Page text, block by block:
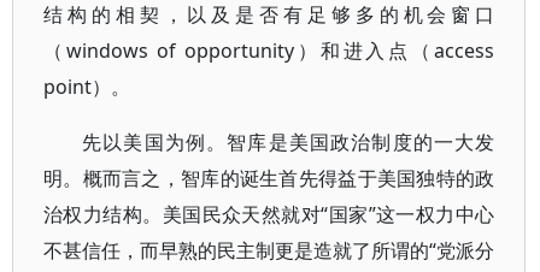
结构的相契，以及是否有足够多的机会窗口
（windows of opportunity）和进入点（access
point）。
先以美国为例。智库是美国政治制度的一大发
明。概而言之，智库的诞生首先得益于美国独特的政
治权力结构。美国民众天然就对“国家”这一权力中心
不甚信任，而早熟的民主制更是造就了所谓的“党派分